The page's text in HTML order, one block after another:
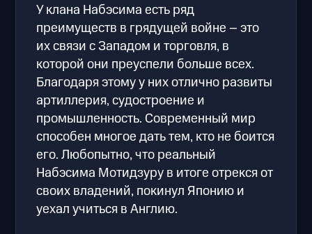
У клана Набэсима есть ряд
преимуществ в грядущей войне – это
их связи с Западом и торговля, в
которой они преуспели больше всех.
Благодаря этому у них отлично развиты
артиллерия, судостроение и
промышленность. Современный мир
способен многое дать тем, кто не боится
его. Любопытно, что реальный
Набэсима Мотидзуру в итоге отрекся от
своих владений, покинул Японию и
уехал учиться в Англию.